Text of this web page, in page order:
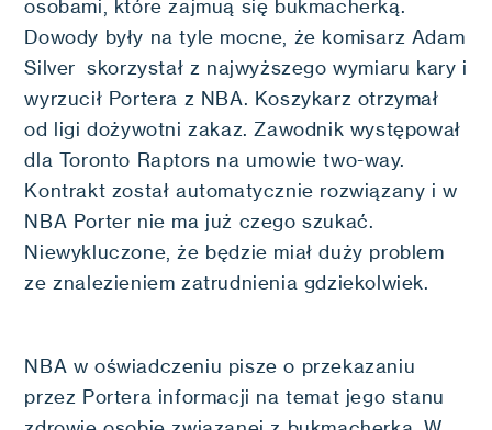
osobami, które zajmuą się bukmacherką.
Dowody były na tyle mocne, że komisarz Adam
Silver skorzystał z najwyższego wymiaru kary i
wyrzucił Portera z NBA. Koszykarz otrzymał
od ligi dożywotni zakaz. Zawodnik występował
dla Toronto Raptors na umowie two-way.
Kontrakt został automatycznie rozwiązany i w
NBA Porter nie ma już czego szukać.
Niewykluczone, że będzie miał duży problem
ze znalezieniem zatrudnienia gdziekolwiek.
NBA w oświadczeniu pisze o przekazaniu
przez Portera informacji na temat jego stanu